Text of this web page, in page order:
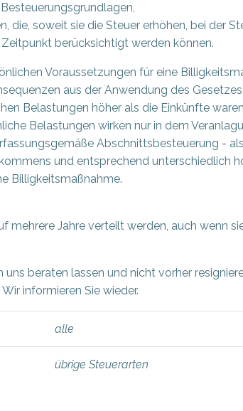
die, soweit sie die Steuer erhöhen, bei der
berücksichtigt werden können.
Voraussetzungen für eine
aus der Anwendung des
Belastungen höher als die Einkünfte
Belastungen wirken nur in dem
Abschnittsbesteuerung -
und entsprechend unterschiedlich
Billigkeitsmaßnahme.
Jahre verteilt werden, auch wenn
beraten lassen und nicht vorher
informieren Sie wieder.
alle
übrige Steuerarten